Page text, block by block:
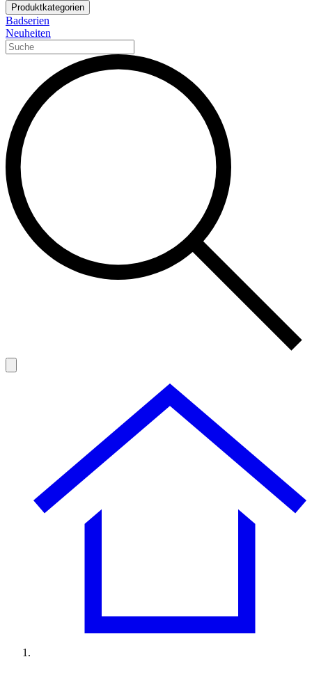
Produktkategorien
Badserien
Neuheiten